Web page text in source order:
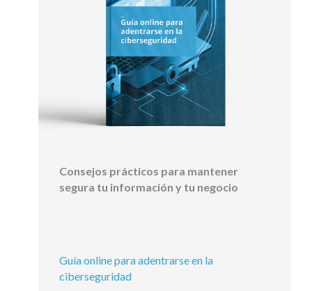
Consejos prácticos para mantener
segura tu información y tu negocio
Guía online para adentrarse en la
ciberseguridad